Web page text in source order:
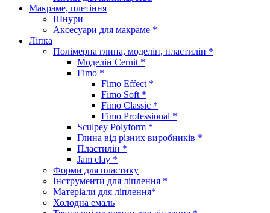
Макраме, плетіння
Шнури
Аксесуари для макраме *
Ліпка
Полімерна глина, моделін, пластилін *
Моделін Cernit *
Fimo *
Fimo Effect *
Fimo Soft *
Fimo Classic *
Fimo Professional *
Sculpey Polyform *
Глина від різних виробників *
Пластилін *
Jam clay *
Форми для пластику
Інструменти для ліплення *
Матеріали для ліплення*
Холодна емаль